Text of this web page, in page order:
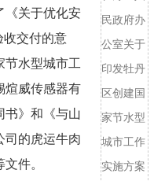
《关于优化安
收交付的意
节水型城市工
煊威传感器有
》 和 《与山
司的虎运牛肉
文件。
民政府办
公室关于
印发牡丹
区创建国
家节水型
城市工作
实施方案